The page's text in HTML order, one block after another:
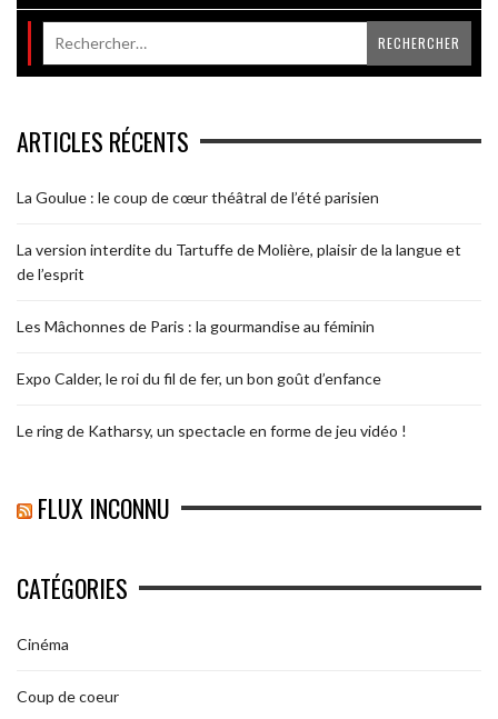
ARTICLES RÉCENTS
La Goulue : le coup de cœur théâtral de l’été parisien
La version interdite du Tartuffe de Molière, plaisir de la langue et
de l’esprit
Les Mâchonnes de Paris : la gourmandise au féminin
Expo Calder, le roi du fil de fer, un bon goût d’enfance
Le ring de Katharsy, un spectacle en forme de jeu vidéo !
FLUX INCONNU
CATÉGORIES
Cinéma
Coup de coeur